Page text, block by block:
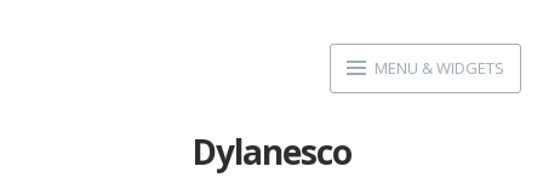
MENU & WIDGETS
Dylanesco